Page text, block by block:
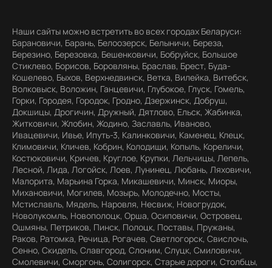
Наши сайты можно встретить во всех городах Беларуси:
Барановичи, Барань, Белоозерск, Белыничи, Береза,
Березино, Березовка, Бешенковичи, Бобруйск, Большое
Стиклево, Борисов, Боровляны, Браслав, Брест, Буда-
Кошелево, Быхов, Верхнедвинск, Ветка, Вилейка, Витебск,
Волковыск, Воложин, Ганцевичи, Глубокое, Глуск, Гомель,
Горки, Городея, Городок, Гродно, Дзержинск, Добруш,
Докшицы, Дрогичин, Дружный, Дятлово, Ельск, Жабинка,
Житковичи, Жлобин, Жодино, Заславль, Иваново,
Ивацевичи, Ивье, Ипуть-3, Калинковичи, Каменец, Клецк,
Климовичи, Кличев, Кобрин, Колодищи, Копыль, Кореличи,
Костюковичи, Кричев, Круглое, Крупки, Лельчицы, Лепель,
Лесной, Лида, Логойск, Лоев, Лунинец, Любань, Ляховичи,
Малорита, Марьина Горка, Микашевичи, Минск, Миоры,
Михановичи, Могилев, Мозырь, Молодечно, Мосты,
Мстиславль, Мядель, Наровля, Несвиж, Новогрудок,
Новолукомль, Новополоцк, Орша, Осиповичи, Островец,
Ошмяны, Петриков, Пинск, Полоцк, Поставы, Пружаны,
Раков, Ратомка, Речица, Рогачев, Светлогорск, Свислочь,
Сенно, Скидель, Славгород, Слоним, Слуцк, Смиловичи,
Смолевичи, Сморгонь, Солигорск, Старые дороги, Столбцы,